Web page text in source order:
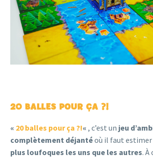
20 BALLES POUR ÇA ?!
« 20 balles pour ça ?!« , c’est un jeu
complètement déjantéoù il faut estimer
plus loufoques les uns que les autres. À